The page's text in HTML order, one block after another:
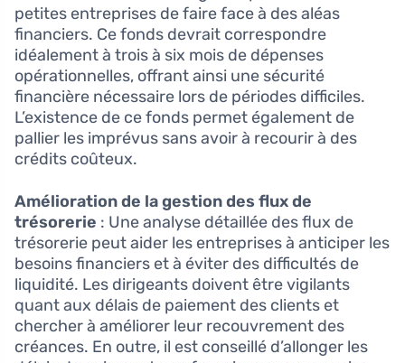
petites entreprises de faire face à des aléas
financiers. Ce fonds devrait correspondre
idéalement à trois à six mois de dépenses
opérationnelles, offrant ainsi une sécurité
financière nécessaire lors de périodes difficiles.
L’existence de ce fonds permet également de
pallier les imprévus sans avoir à recourir à des
crédits coûteux.
Amélioration de la gestion des flux de
trésorerie : Une analyse détaillée des flux de
trésorerie peut aider les entreprises à anticiper les
besoins financiers et à éviter des difficultés de
liquidité. Les dirigeants doivent être vigilants
quant aux délais de paiement des clients et
chercher à améliorer leur recouvrement des
créances. En outre, il est conseillé d’allonger les